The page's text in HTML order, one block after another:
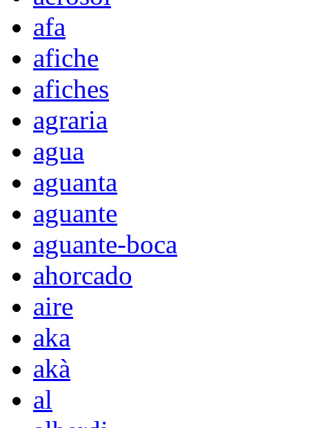
afa
afiche
afiches
agraria
agua
aguanta
aguante
aguante-boca
ahorcado
aire
aka
akà
al